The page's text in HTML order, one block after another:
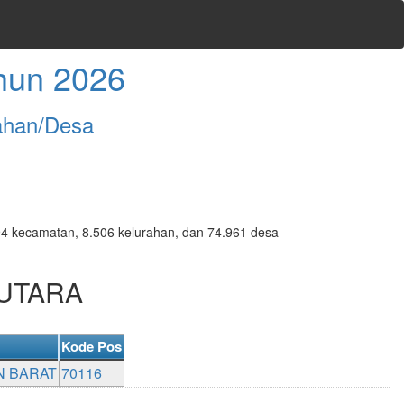
2026
Desa
kecamatan, 8.506 kelurahan, dan 74.961 desa
Kode Pos
BARAT 70116